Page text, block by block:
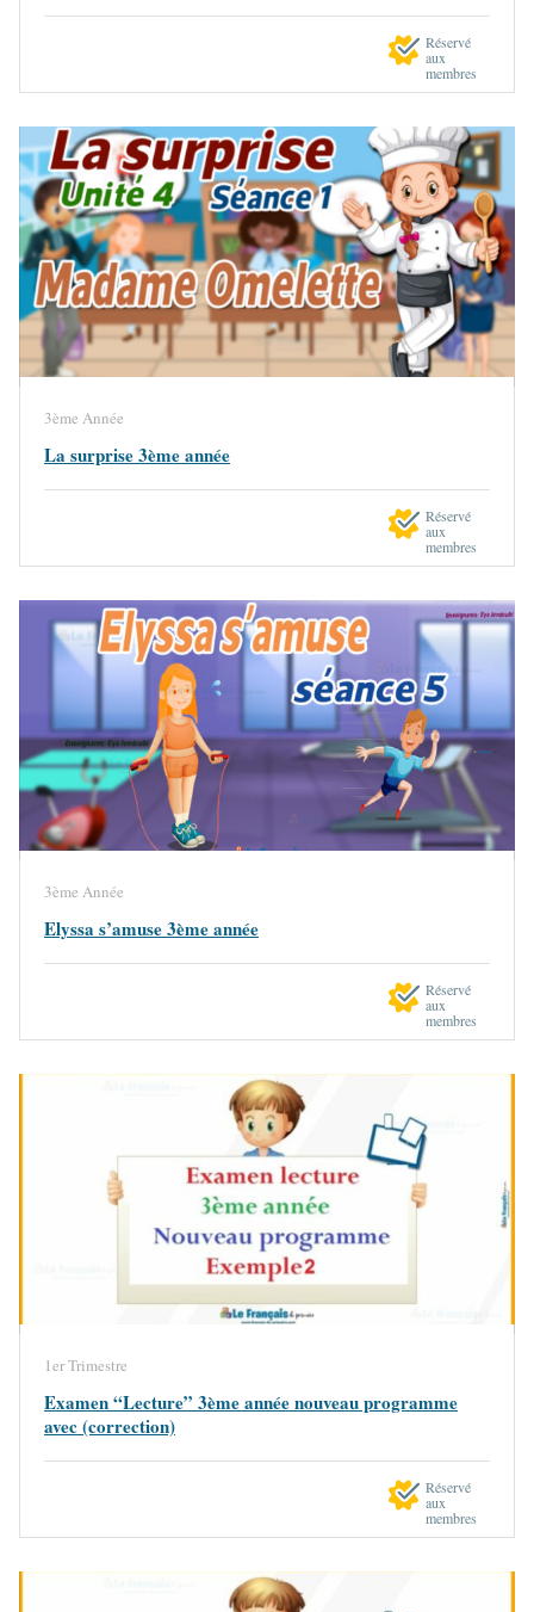
Réservé
aux
membres
3ème Année
La surprise 3ème année
Réservé
aux
membres
3ème Année
Elyssa s’amuse 3ème année
Réservé
aux
membres
1er Trimestre
Examen “Lecture” 3ème année nouveau programme
avec (correction)
Réservé
aux
membres